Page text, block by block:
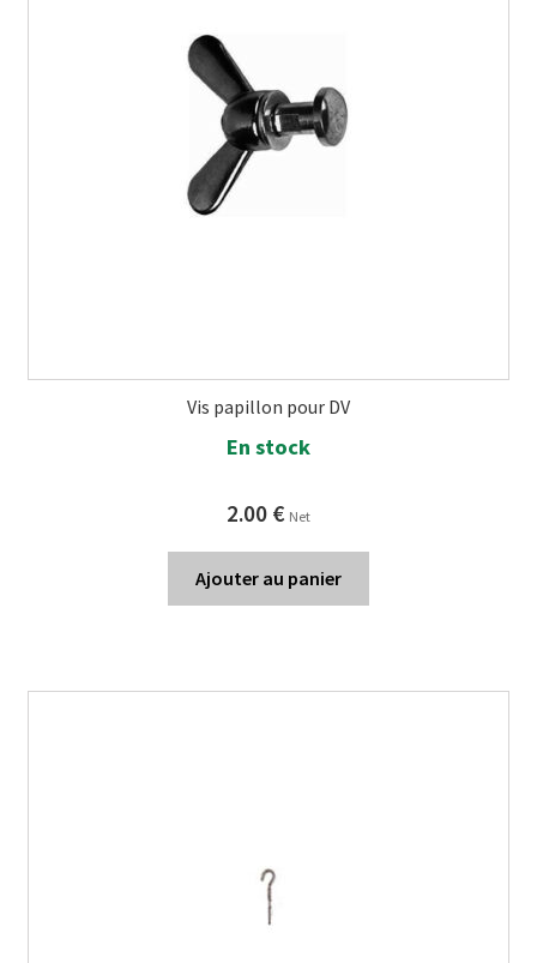
Vis papillon pour DV
En stock
2.00 € Net
Ajouter au panier